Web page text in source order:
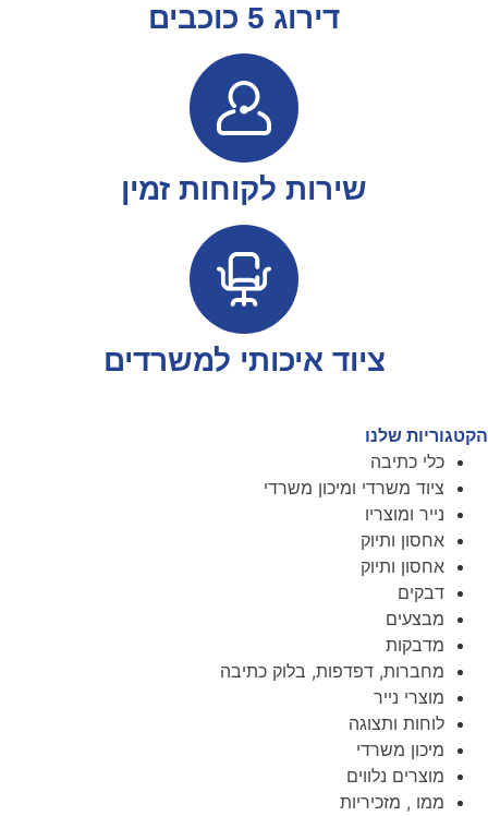
דירוג 5 כוכבים
שירות לקוחות זמין
ציוד איכותי למשרדים
הקטגוריות שלנו
כלי כתיבה
ציוד משרדי ומיכון משרדי
נייר ומוצריו
אחסון ותיוק
אחסון ותיוק
דבקים
מבצעים
מדבקות
מחברות, דפדפות, בלוק כתיבה
מוצרי נייר
לוחות ותצוגה
מיכון משרדי
מוצרים נלווים
ממו , מזכיריות